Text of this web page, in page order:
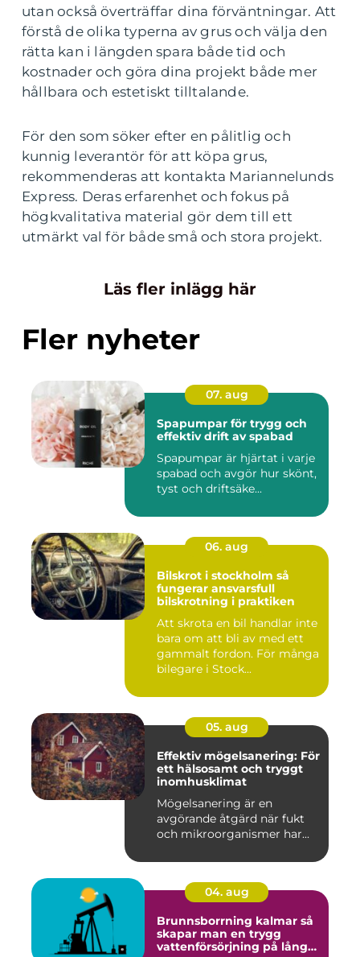
utan också överträffar dina förväntningar. Att
förstå de olika typerna av grus och välja den
rätta kan i längden spara både tid och
kostnader och göra dina projekt både mer
hållbara och estetiskt tilltalande.
För den som söker efter en pålitlig och
kunnig leverantör för att köpa grus,
rekommenderas att kontakta Mariannelunds
Express. Deras erfarenhet och fokus på
högkvalitativa material gör dem till ett
utmärkt val för både små och stora projekt.
Läs fler inlägg här
Fler nyheter
07. aug
Spapumpar för trygg och
effektiv drift av spabad
Spapumpar är hjärtat i varje
spabad och avgör hur skönt,
tyst och driftsäke...
06. aug
Bilskrot i stockholm så
fungerar ansvarsfull
bilskrotning i praktiken
Att skrota en bil handlar inte
bara om att bli av med ett
gammalt fordon. För många
bilegare i Stock...
05. aug
Effektiv mögelsanering: För
ett hälsosamt och tryggt
inomhusklimat
Mögelsanering är en
avgörande åtgärd när fukt
och mikroorganismer har...
04. aug
Brunnsborrning kalmar så
skapar man en trygg
vattenförsörjning på lång